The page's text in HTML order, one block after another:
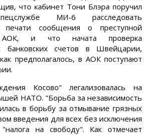
что кабинет Тони Блэра поручил
МИ-6 расследовать
печати сообщения о преступной
АОК, и что начата проверка
банковских счетов в Швейцарии,
предполагалось, в АОК поступают
Косово" легализовалась на
НАТО. "Борьба за независимость
в борьбу за отмывание грязных
введения для всех без исключения
на свободу". Как отмечает